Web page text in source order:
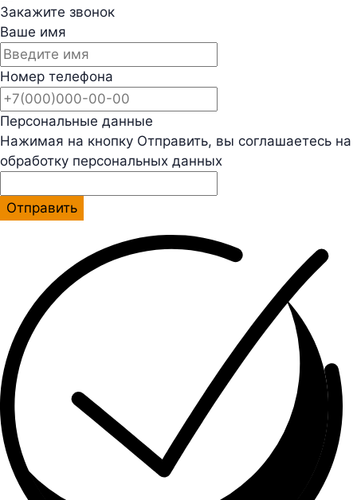
Закажите звонок
Ваше имя
Номер телефона
Персональные данные
Нажимая на кнопку Отправить, вы соглашаетесь на
обработку персональных данных
Отправить